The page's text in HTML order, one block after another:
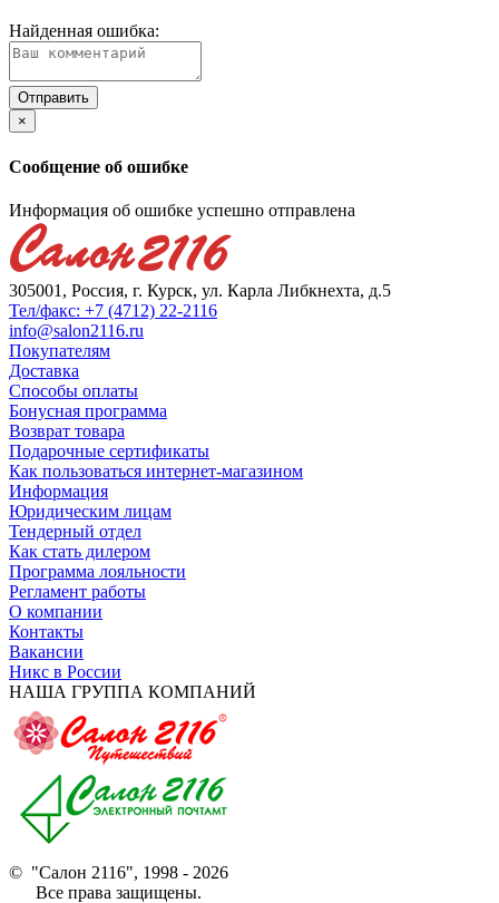
Найденная ошибка:
×
Сообщение об ошибке
Информация об ошибке успешно отправлена
305001, Россия, г. Курск, ул. Карла Либкнехта, д.5
Тел/факс: +7 (4712) 22-2116
info@salon2116.ru
Покупателям
Доставка
Способы оплаты
Бонусная программа
Возврат товара
Подарочные сертификаты
Как пользоваться интернет-магазином
Информация
Юридическим лицам
Тендерный отдел
Как стать дилером
Программа лояльности
Регламент работы
О компании
Контакты
Вакансии
Никс в России
НАША ГРУППА КОМПАНИЙ
© "Салон 2116", 1998 - 2026
Все права защищены.